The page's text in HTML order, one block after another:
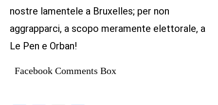
nostre lamentele a Bruxelles; per non
aggrapparci, a scopo meramente elettorale, a
Le Pen e Orban!
Facebook Comments Box